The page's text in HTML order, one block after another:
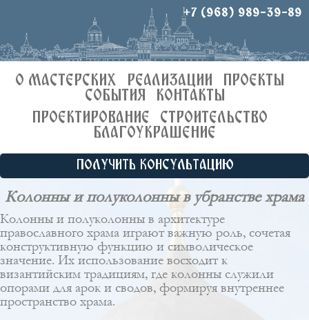
+7 (968) 989-39-89
О МАСТЕРСКИХ РЕАЛИЗАЦИИ
ПРОЕКТЫ
СОБЫТИЯ
КОНТАКТЫ
ПРОЕКТИРОВАНИЕ
СТРОИТЕЛЬСТВО
БЛАГОУКРАШЕНИЕ
ПОЛУЧИТЬ КОНСУЛЬТАЦИЮ
Колонны и полуколонны в убранстве храма
Колонны и полуколонны в архитектуре
православного храма играют важную роль, сочетая
конструктивную функцию и символическое
значение. Их использование восходит к
византийским традициям, где колонны служили
опорами для арок и сводов, формируя внутреннее
пространство храма.